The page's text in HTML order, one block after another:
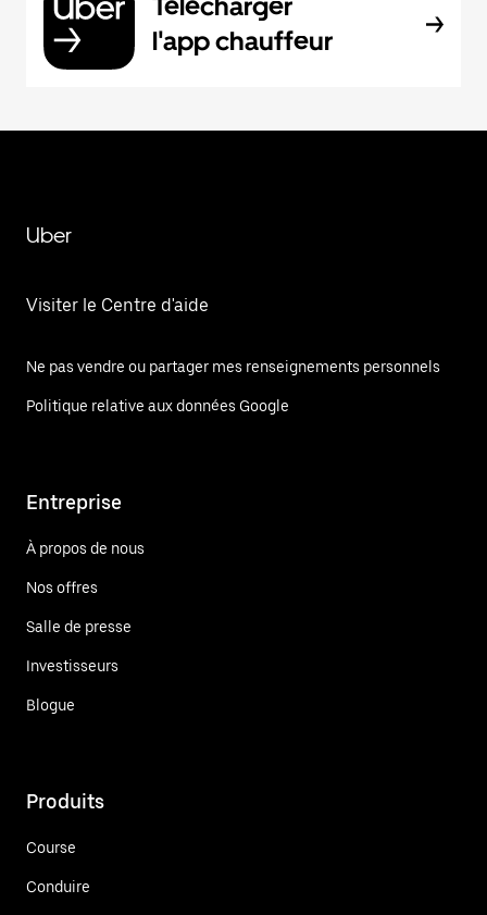
l'app chauffeur
Uber
Visiter le Centre d'aide
Ne pas vendre ou partager mes renseignements personnels
Politique relative aux données Google
Entreprise
À propos de nous
Nos offres
Salle de presse
Investisseurs
Blogue
Produits
Course
Conduire